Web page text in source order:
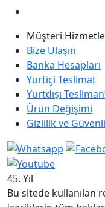
Müşteri
Bize Ulaşın
Banka Hesapları
Yurtiçi Teslimat
Yurtdışı
Ürün Değişimi
Gizlilik ve
45. Yıl
Bu sitede kullanılan